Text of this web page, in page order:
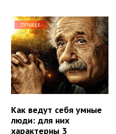
ЛУЧШЕЕ
Как ведут себя умные
люди: для них
характерны 3